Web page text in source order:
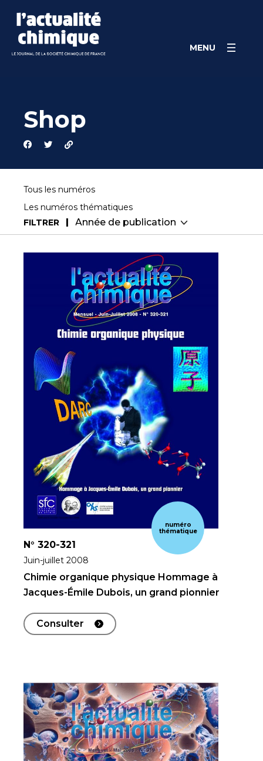
content
MENU
Shop
Tous les numéros
Les numéros thématiques
FILTRER
numéro
thématique
N° 320-321
Juin-juillet 2008
Chimie organique physique Hommage à
Jacques-Émile Dubois, un grand pionnier
Consulter